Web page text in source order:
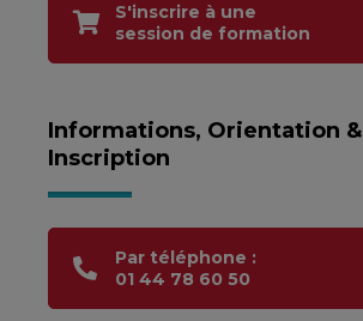
S'inscrire à une
session de formation
Informations, Orientation &
Inscription
Par téléphone :
01 44 78 60 50